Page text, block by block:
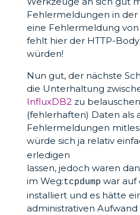
Fehlermeldungen in
eine Fehlermeldung
fehlt hier der HTTP-
würden!
Nun gut, der nächste
die Unterhaltung
InfluxDB2zu
(fehlerhaften) Daten als
Fehlermeldungen
würde sich ja relativ
erledigen
lassen, jedoch waren
im Weg:tcpdump war auf
installiert und es hätte
administrativen